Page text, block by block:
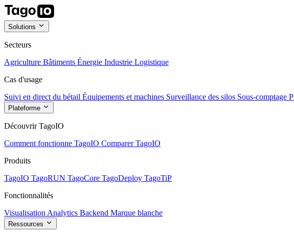
Solutions
Secteurs
Agriculture Bâtiments Énergie Industrie Logistique
Cas d'usage
Suivi en direct du bétail Équipements et machines Surveillance des silos Sous-comptage
Plateforme
Découvrir TagoIO
Comment fonctionne TagoIO Comparer TagoIO
Produits
TagoIO TagoRUN TagoCore TagoDeploy TagoTiP
Fonctionnalités
Visualisation Analytics Backend Marque blanche
Ressources